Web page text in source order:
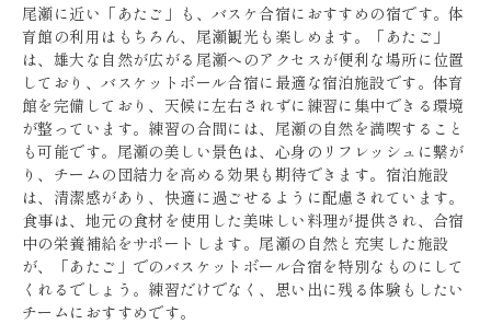
尾瀬に近い「あたご」も、バスケ合宿におすすめの宿です。体
育館の利用はもちろん、尾瀬観光も楽しめます。「あたご」
は、雄大な自然が広がる尾瀬へのアクセスが便利な場所に位置
しており、バスケットボール合宿に最適な宿泊施設です。体育
館を完備しており、天候に左右されずに練習に集中できる環境
が整っています。練習の合間には、尾瀬の自然を満喫すること
も可能です。尾瀬の美しい景色は、心身のリフレッシュに繋が
り、チームの団結力を高める効果も期待できます。宿泊施設
は、清潔感があり、快適に過ごせるように配慮されています。
食事は、地元の食材を使用した美味しい料理が提供され、合宿
中の栄養補給をサポートします。尾瀬の自然と充実した施設
が、「あたご」でのバスケットボール合宿を特別なものにして
くれるでしょう。練習だけでなく、思い出に残る体験もしたい
チームにおすすめです。